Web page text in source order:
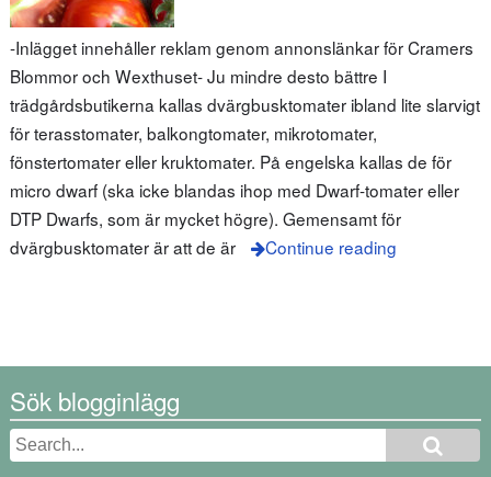
-Inlägget innehåller reklam genom annonslänkar för Cramers
Blommor och Wexthuset- Ju mindre desto bättre I
trädgårdsbutikerna kallas dvärgbusktomater ibland lite slarvigt
för terasstomater, balkongtomater, mikrotomater,
fönstertomater eller kruktomater. På engelska kallas de för
micro dwarf (ska icke blandas ihop med Dwarf-tomater eller
DTP Dwarfs, som är mycket högre). Gemensamt för
dvärgbusktomater är att de är
Continue reading
Sök blogginlägg